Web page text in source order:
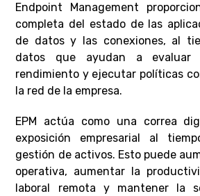
Endpoint Management
completa del estado de las
de datos y las conexiones, al
datos que ayudan a evaluar
rendimiento y ejecutar políticas
la red de la empresa.
EPM actúa como una correa
exposición empresarial al
gestión de activos. Esto puede
operativa, aumentar la
laboral remota y mantener la